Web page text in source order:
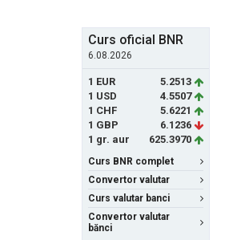
Curs oficial BNR
6.08.2026
1 EUR
5.2513
1 USD
4.5507
1 CHF
5.6221
1 GBP
6.1236
1 gr. aur
625.3970
Curs BNR complet
Convertor valutar
Curs valutar banci
Convertor valutar
bănci